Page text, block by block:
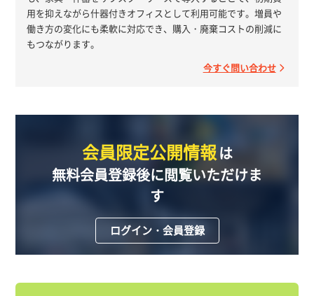
用を抑えながら什器付きオフィスとして利用可能です。増員や
働き方の変化にも柔軟に対応でき、購入・廃棄コストの削減に
もつながります。
今すぐ問い合わせ
会員限定公開情報は
無料会員登録後に閲覧いただけま
す
ログイン・会員登録